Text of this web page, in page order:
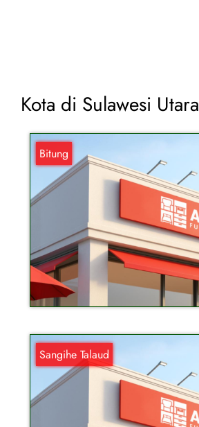
Kota di Sulawesi Utara
Bitung
Sangihe Talaud